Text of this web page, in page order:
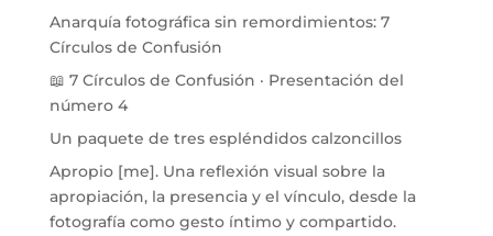
Anarquía fotográfica sin remordimientos: 7
Círculos de Confusión
📖 7 Círculos de Confusión · Presentación del
número 4
Un paquete de tres espléndidos calzoncillos
Apropio [me]. Una reflexión visual sobre la
apropiación, la presencia y el vínculo, desde la
fotografía como gesto íntimo y compartido.